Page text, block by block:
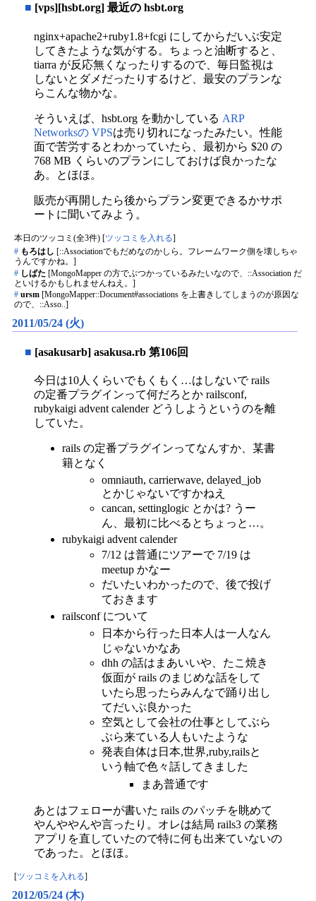
■ [vps][hsbt.org] 最近の hsbt.org
nginx+apache2+ruby1.8+fcgi にしてからだいぶ安定
してきたような気がする。ちょっと油断すると、
tiarra が反応無くなったりするので、毎日監視は
しないとダメだったりするけど、最安のプランな
らこんな物かな。
そういえば、hsbt.org を動かしている ARP
Networksの VPSは売り切れになったみたい。性能
面で苦労するとわかっていたら、最初から $20 の
768 MB くらいのプランにしておけば良かったな
あ。とほほ。
販売が再開したら後からプラン変更できるかサポ
ートに聞いてみよう。
本日のツッコミ(全3件) [ツッコミを入れる]
# もろはし
[::Associationでもだめなのかしら。フレームワーク側を壊しちゃ
うんですかね。]
# しばた [MongoMapper の方でぶつかっているみたいなので、::Association だ
といけるかもしれませんねえ。]
# ursm [MongoMapper::Document#associations を上書きしてしまうのが原因な
ので、::Asso..]
2011/05/24 (火)
■ [asakusarb] asakusa.rb 第106回
今日は10人くらいでもくもく…はしないで rails
の定番プラグインって何だろとか railsconf,
rubykaigi advent calender どうしようというのを離
していた。
rails の定番プラグインってなんすか、某書
籍となく
omniauth, carrierwave, delayed_job
とかじゃないですかねえ
cancan, settinglogic とかは? うー
ん、最初に比べるとちょっと…。
rubykaigi advent calender
7/12 は普通にツアーで 7/19 は
meetup かなー
だいたいわかったので、後で投げ
ておきます
railsconf について
日本から行った日本人は一人なん
じゃないかなあ
dhh の話はまあいいや、たこ焼き
仮面が rails のまじめな話をして
いたら思ったらみんなで踊り出し
てだいぶ良かった
空気として会社の仕事としてぶら
ぶら来ている人もいたような
発表自体は日本,世界,ruby,railsと
いう軸で色々話してきました
まあ普通です
あとはフェローが書いた rails のパッチを眺めて
やんややんや言ったり。オレは結局 rails3 の業務
アプリを直していたので特に何も出来ていないの
であった。とほほ。
[ツッコミを入れる]
2012/05/24 (木)